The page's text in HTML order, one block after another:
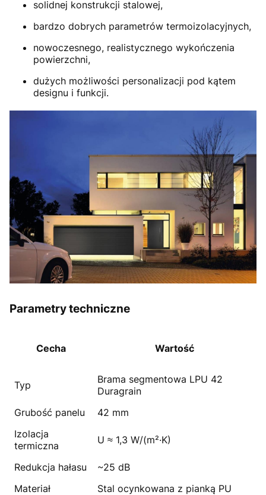
solidnej konstrukcji stalowej,
bardzo dobrych parametrów termoizolacyjnych,
nowoczesnego, realistycznego wykończenia
powierzchni,
dużych możliwości personalizacji pod kątem
designu i funkcji.
Parametry techniczne
Cecha Wartość
Typ
Brama segmentowa LPU 42
Duragrain
Grubość panelu
42 mm
Izolacja
termiczna
U ≈ 1,3 W/(m²·K)
Redukcja hałasu
~25 dB
Materiał
Stal ocynkowana z pianką PU